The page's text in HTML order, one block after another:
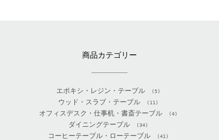
商品カテゴリー
エポキシ・レジン・テーブル (5)
ウッド・スラブ・テーブル (11)
オフィスデスク・仕事机・書斎テーブル (4)
ダイニングテーブル (34)
コーヒーテーブル・ローテーブル (41)